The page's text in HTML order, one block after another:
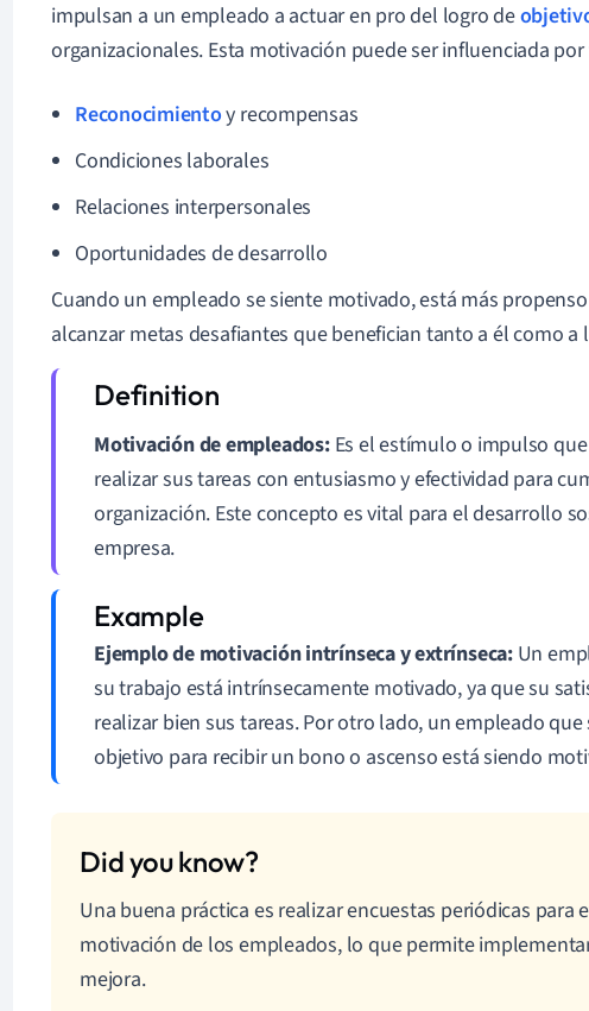
impulsan a un empleado a actuar en pro del logro de
organizacionales. Esta motivación puede ser influenciada
Reconocimientoy recompensas
Condiciones laborales
Relaciones interpersonales
Oportunidades de desarrollo
Cuando un empleado se siente motivado, está más
alcanzar metas desafiantes que benefician tanto a él como a
Motivación de empleados:Es el estímulo o impulso
realizar sus tareas con entusiasmo y efectividad para
organización. Este concepto es vital para el desarrollo
empresa.
Ejemplo de motivación intrínseca y extrínseca:Un
su trabajo está intrínsecamente motivado, ya que su
realizar bien sus tareas. Por otro lado, un empleado
objetivo para recibir un bono o ascenso está siendo
Una buena práctica es realizar encuestas periódicas para
motivación de los empleados, lo que permite
mejora.